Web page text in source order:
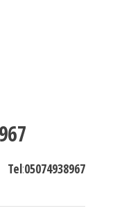
Tel:05074938967